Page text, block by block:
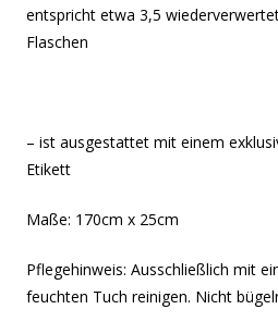
entspricht etwa 3,5
Flaschen
– ist ausgestattet mit einem
Etikett
Maße: 170cm x 25cm
Pflegehinweis: Ausschließlich mit
feuchten Tuch reinigen. Nicht